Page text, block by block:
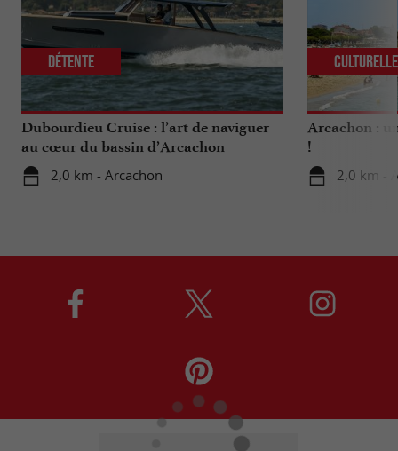
Dubourdieu Cruise : l’art de naviguer
au cœur du bassin d’Arcachon
2,0 km - Arcachon
Détente
Arcachon :
!
2,0 km -
Culturelle